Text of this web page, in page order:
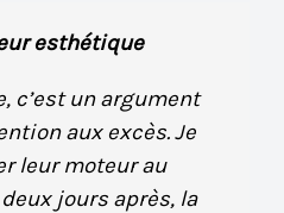
esthétique
c’est un argument
aux excès. Je
leur moteur au
jours après, la